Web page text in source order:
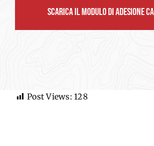
SCARICA IL MODULO DI ADESIONE
Post Views: 128